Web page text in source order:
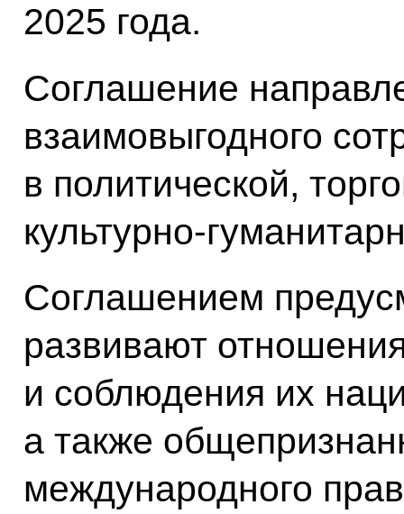
2025 года.
Соглашение
взаимовыгодного
в политической,
культурно-­
Соглашением
развивают
и соблюдения их
а также
международного